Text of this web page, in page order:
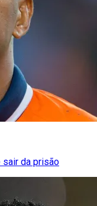
sair da prisão